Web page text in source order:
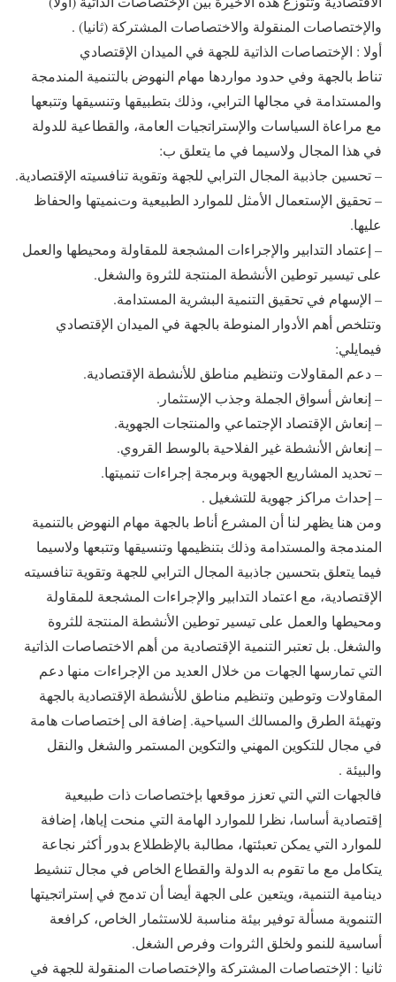
والإختصاصات المنقولة والاختصاصات المشتركة (ثانيا) .
أولا : الإختصاصات الذاتية للجهة في الميدان الإقتصادي
تناط بالجهة وفي حدود مواردها مهام النهوض بالتنمية المندمجة
والمستدامة في مجالها الترابي، وذلك بتطبيقها وتنسيقها وتتبعها
مع مراعاة السياسات والإستراتجيات العامة، والقطاعية للدولة
في هذا المجال ولاسيما في ما يتعلق ب:
– تحسين جاذبية المجال الترابي للجهة وتقوية تنافسيته الإقتصادية.
– تحقيق الإستعمال الأمثل للموارد الطبيعية وتنميتها والحفاظ
عليها.
– إعتماد التدابير والإجراءات المشجعة للمقاولة ومحيطها والعمل
على تيسير توطين الأنشطة المنتجة للثروة والشغل.
– الإسهام في تحقيق التنمية البشرية المستدامة.
وتتلخص أهم الأدوار المنوطة بالجهة في الميدان الإقتصادي
فيمايلي:
– دعم المقاولات وتنظيم مناطق للأنشطة الإقتصادية.
– إنعاش أسواق الجملة وجذب الإستثمار.
– إنعاش الإقتصاد الإجتماعي والمنتجات الجهوية.
– إنعاش الأنشطة غير الفلاحية بالوسط القروي.
– تحديد المشاريع الجهوية وبرمجة إجراءات تنميتها.
– إحداث مراكز جهوية للتشغيل .
ومن هنا يظهر لنا أن المشرع أناط بالجهة مهام النهوض بالتنمية
المندمجة والمستدامة وذلك بتنظيمها وتنسيقها وتتبعها ولاسيما
فيما يتعلق بتحسين جاذبية المجال الترابي للجهة وتقوية تنافسيته
الإقتصادية، مع اعتماد التدابير والإجراءات المشجعة للمقاولة
ومحيطها والعمل على تيسير توطين الأنشطة المنتجة للثروة
والشغل. بل تعتبر التنمية الإقتصادية من أهم الاختصاصات الذاتية
التي تمارسها الجهات من خلال العديد من الإجراءات منها دعم
المقاولات وتوطين وتنظيم مناطق للأنشطة الإقتصادية بالجهة
وتهيئة الطرق والمسالك السياحية. إضافة الى إختصاصات هامة
في مجال للتكوين المهني والتكوين المستمر والشغل والنقل
والبيئة .
فالجهات التي التي تعزز موقعها بإختصاصات ذات طبيعية
إقتصادية أساسا، نظرا للموارد الهامة التي منحت إياها، إضافة
للموارد التي يمكن تعبئتها، مطالبة بالإظطلاع بدور أكثر نجاعة
يتكامل مع ما تقوم به الدولة والقطاع الخاص في مجال تنشيط
دينامية التنمية، ويتعين على الجهة أيضا أن تدمج في إستراتجيتها
التنموية مسألة توفير بيئة مناسبة للاستثمار الخاص، كرافعة
أساسية للنمو ولخلق الثروات وفرص الشغل.
ثانيا : الإختصاصات المشتركة والإختصاصات المنقولة للجهة في